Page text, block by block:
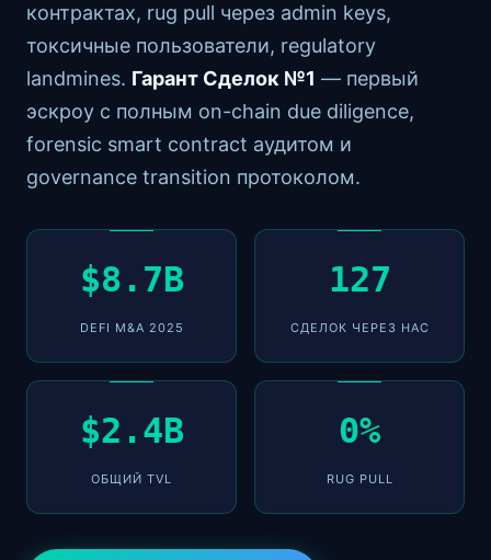
контрактах, rug pull через admin keys,
токсичные пользователи, regulatory
landmines. Гарант Сделок №1 — первый
эскроу с полным on-chain due diligence,
forensic smart contract аудитом и
governance transition протоколом.
$8.7B
DEFI M&A 2025
127
СДЕЛОК ЧЕРЕЗ НАС
$2.4B
ОБЩИЙ TVL
0%
RUG PULL